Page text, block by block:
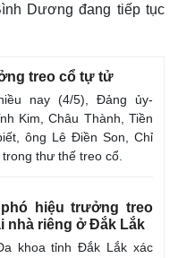
Dương đang tiếp tục
treo cổ tự tử
nay (4/5), Đảng ủy-
Kim, Châu Thành, Tiền
ông Lê Điền Son, Chỉ
thư thế treo cổ.
hiệu trưởng treo
nhà riêng ở Đắk Lắk
khoa tỉnh Đắk Lắk xác